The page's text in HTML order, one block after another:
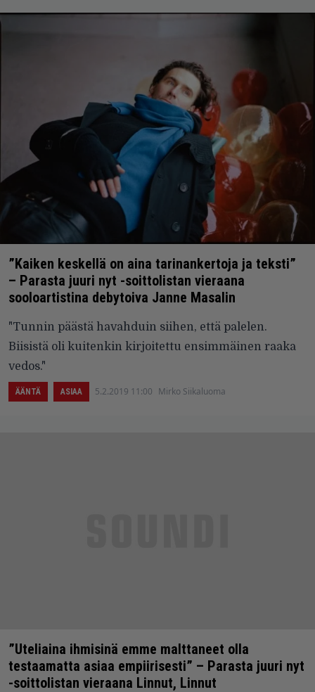
”Kaiken keskellä on aina tarinankertoja ja teksti”
– Parasta juuri nyt -soittolistan vieraana
sooloartistina debytoiva Janne Masalin
"Tunnin päästä havahduin siihen, että palelen.
Biisistä oli kuitenkin kirjoitettu ensimmäinen raaka
vedos."
ÄÄNTÄ ASIAA 5.2.2019 11:00 Mirko Siikaluoma
”Uteliaina ihmisinä emme malttaneet olla
testaamatta asiaa empiirisesti” – Parasta juuri nyt
-soittolistan vieraana Linnut, Linnut